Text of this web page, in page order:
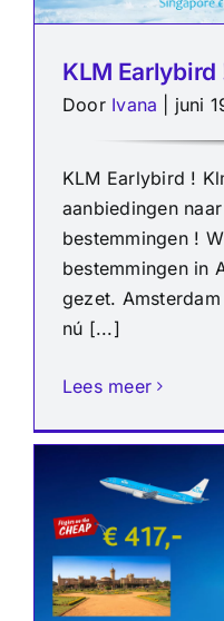
KLM Earlybird
Door Ivana juni
KLM Earlybird !
aanbiedingen
bestemmingen !
bestemmingen in
gezet.
nú [...]
Lees meer